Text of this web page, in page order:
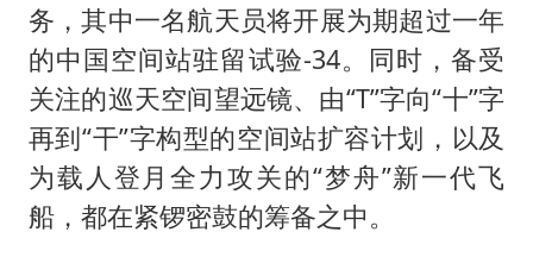
务，其中一名航天员将开展为期超过一年
的中国空间站驻留试验-34。同时，备受
关注的巡天空间望远镜、由“T”字向“十”字
再到“干”字构型的空间站扩容计划，以及
为载人登月全力攻关的“梦舟”新一代飞
船，都在紧锣密鼓的筹备之中。